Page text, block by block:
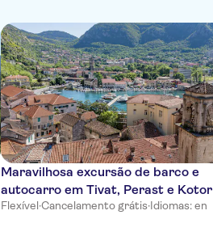
Maravilhosa excursão de barco e
autocarro em Tivat, Perast e Kotor
Flexível·Cancelamento grátis·Idiomas: en